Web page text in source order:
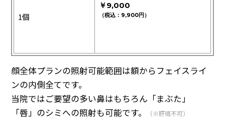
1個
￥9,000
9,900
顔全体プランの照射可能範囲は額からフェイスライ
ンの内側全てです。
当院ではご要望の多い鼻はもちろん「まぶた」
「唇」のシミへの照射も可能です。
（※肝斑不可）